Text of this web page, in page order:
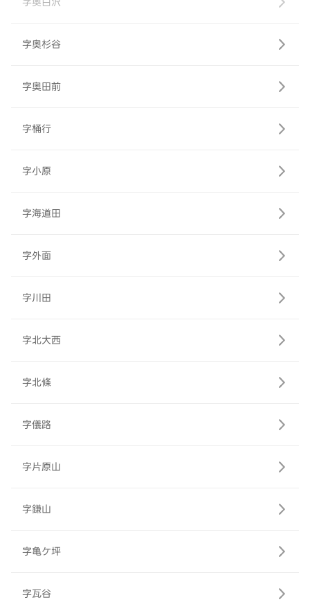
字奥杉谷
字奥田前
字桶行
字小原
字海道田
字外面
字川田
字北大西
字北條
字儀路
字片原山
字鎌山
字亀ケ坪
字瓦谷